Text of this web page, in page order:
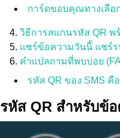
การ์ดขอบคุณทางเลือ
วิธีการสแกนรหัส QR พ
แชร์ข้อความวันนี้ แชร์ร
คำแปลถามที่พบบ่อย
รหัส QR ของ SMS คื
รหัส QR สำหรับข้